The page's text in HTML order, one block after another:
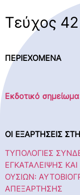
Τεύχος 42
ΠΕΡΙΕΧΟΜΕΝΑ
Εκδοτικό σημείωμα
ΟΙ ΕΞΑΡΤΗΣΕΙΣ
ΤΥΠΟΛΟΓΙΕΣ
ΕΓΚΑΤΑΛΕΙΨΗΣ
ΟΥΣΙΩΝ:
ΑΠΕΞΑΡΤΗΣΗΣ